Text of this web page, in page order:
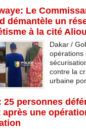
Le
démantèle un
à la cité
Dakar /
opérations
contre la
urbaine
25 personnes
après une